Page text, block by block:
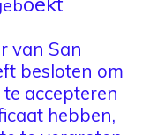
van San
besloten om
accepteren
hebben,